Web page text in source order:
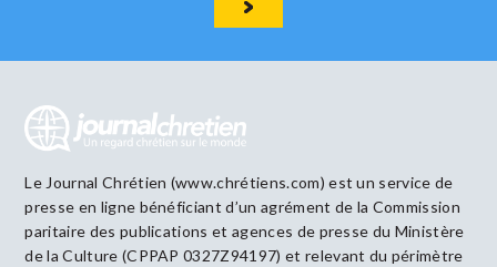
Le Journal Chrétien (www.chrétiens.com) est un service de
presse en ligne bénéficiant d’un agrément de la Commission
paritaire des publications et agences de presse du Ministère
de la Culture (CPPAP 0327Z94197) et relevant du périmètre